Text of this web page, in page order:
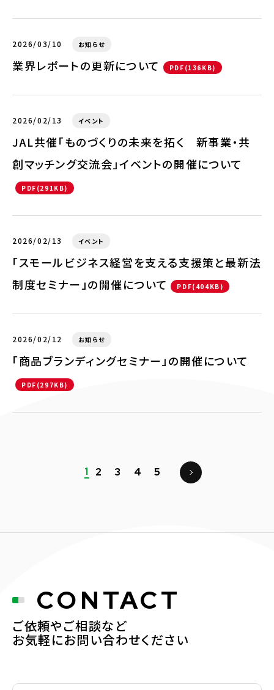
2026/03/10 お知らせ
業界レポートの更新について PDF(136KB)
2026/02/13 イベント
JAL共催「ものづくりの未来を拓く 新事業・共
創マッチング交流会」イベントの開催について
PDF(291KB)
2026/02/13 イベント
「スモールビジネス経営を支える支援策と最新法
制度セミナー」の開催について
PDF(404KB)
2026/02/12 お知らせ
「商品ブランディングセミナー」の開催について
PDF(297KB)
1 2 3 4 5
CONTACT
ご依頼やご相談など
お気軽にお問い合わせください